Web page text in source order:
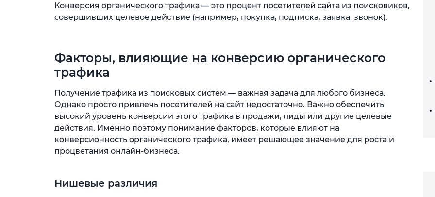
Конверсия органического трафика — это процент посетителей сайта из поисковиков,
совершивших целевое действие (например, покупка, подписка, заявка, звонок).
Факторы, влияющие на конверсию органического
трафика
Получение трафика из поисковых систем — важная задача для любого бизнеса.
Однако просто привлечь посетителей на сайт недостаточно. Важно обеспечить
высокий уровень конверсии этого трафика в продажи, лиды или другие целевые
действия. Именно поэтому понимание факторов, которые влияют на
конверсионность органического трафика, имеет решающее значение для роста и
процветания онлайн-бизнеса.
Нишевые различия